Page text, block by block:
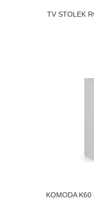
TV STOLEK
KOMODA K60